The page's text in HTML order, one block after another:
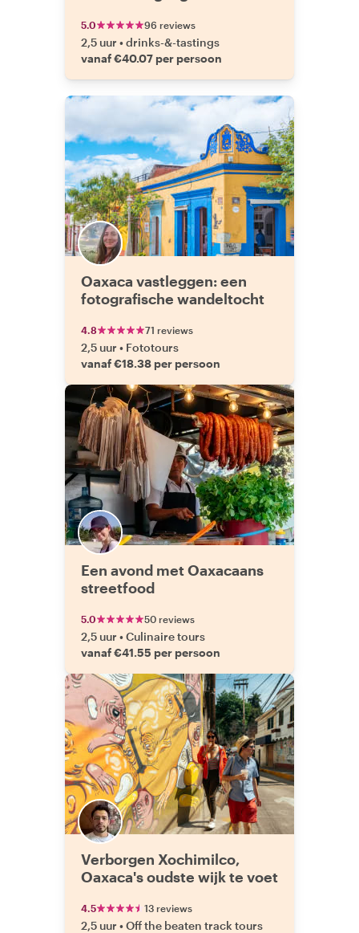
5.0 96 reviews
2,5 uur •drinks-&-tastings
vanaf €40.07 per persoon
Oaxaca vastleggen: een
fotografische wandeltocht
4.8 71 reviews
2,5 uur • Fototours
vanaf €18.38 per persoon
Een avond met Oaxacaans
streetfood
5.0 50 reviews
2,5 uur •Culinaire tours
vanaf €41.55 per persoon
Verborgen Xochimilco,
Oaxaca's oudste wijk te voet
4.5 13 reviews
2,5 uur •Off the beaten track tours